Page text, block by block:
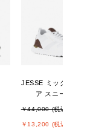
JESSE ミックスメデ
ア スニーカー
￥44,000 (税込)
￥13,200 (税込)